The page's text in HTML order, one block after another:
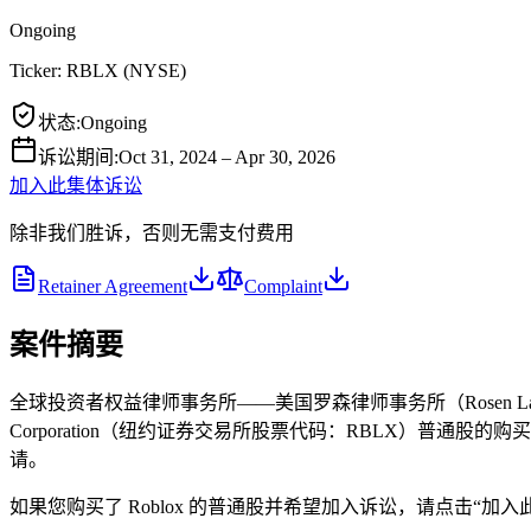
Ongoing
Ticker: RBLX (NYSE)
状态:Ongoing
诉讼期间 :Oct 31, 2024 – Apr 30, 2026
加入此集体诉讼
除非我们胜诉，否则无需支付费用
Retainer Agreement Complaint
案件摘要
全球投资者权益律师事务所——美国罗森律师事务所（Rosen
Corporation（纽约证券交易所股票代码：RBLX）普通股的购
请。
如果您购买了 Roblox 的普通股并希望加入诉讼，请点击“加入